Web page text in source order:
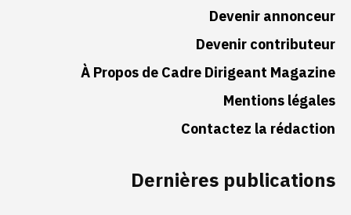
Devenir annonceur
Devenir contributeur
À Propos de Cadre Dirigeant Magazine
Mentions légales
Contactez la rédaction
Dernières publications